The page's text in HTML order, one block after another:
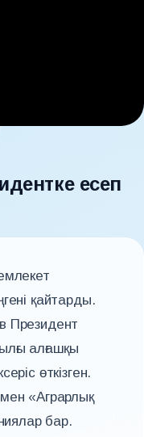
есеп
қайтарды.
Президент
алғашқы
өткізген.
«Аграрлық
бар.